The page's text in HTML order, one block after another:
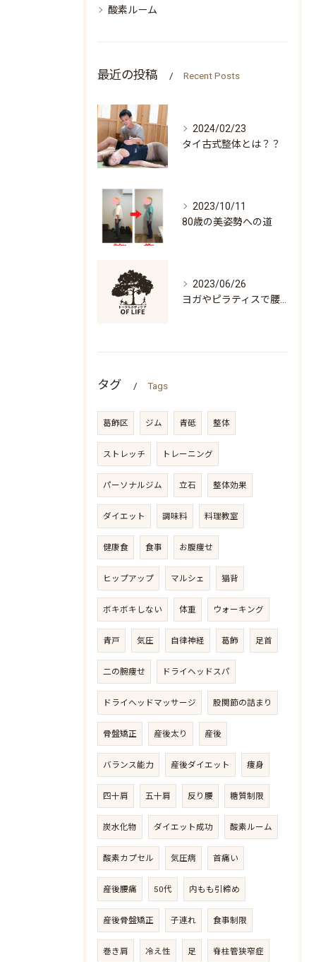
酸素ルーム
最近の投稿 Recent Posts
2024/02/23
タイ古式整体とは？？
2023/10/11
80歳の美姿勢への道
2023/06/26
ヨガやピラティスで腰痛になる人の特徴「万歳ができない」
タグ Tags
葛飾区 ジム 青砥 整体
ストレッチ トレーニング
パーソナルジム 立石 整体効果
ダイエット 調味料 料理教室
健康食 食事 お腹痩せ
ヒップアップ マルシェ 猫背
ボキボキしない 体重 ウォーキング
青戸 気圧 自律神経 葛飾 足首
二の腕痩せ ドライヘッドスパ
ドライヘッドマッサージ 股関節の詰まり
骨盤矯正 産後太り 産後
バランス能力 産後ダイエット 痩身
四十肩 五十肩 反り腰 糖質制限
炭水化物 ダイエット成功 酸素ルーム
酸素カプセル 気圧病 首痛い
産後腰痛 50代 内もも引締め
産後骨盤矯正 子連れ 食事制限
巻き肩 冷え性 足 脊柱管狭窄症